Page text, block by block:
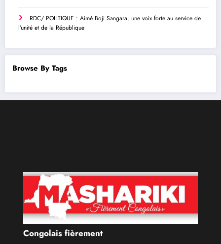
RDC/ POLITIQUE : Aimé Boji Sangara, une voix forte au service de
l’unité et de la République
Browse By Tags
Congolais fièrement